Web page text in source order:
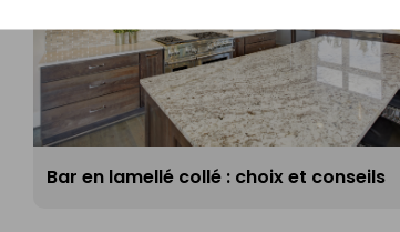
Bar en lamellé collé : choix et conseils